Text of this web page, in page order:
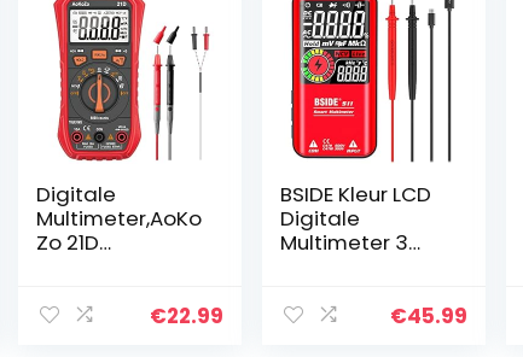
Digitale
Multimeter,AoKo
Zo 21D
€22.99
BSIDE Kleur LCD
Digitale
Multimeter 3
Tellingen Auto-
€45.99